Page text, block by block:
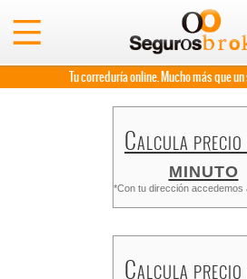
Tu correduría online. Mucho más que
Calcula
minuto
*Con tu dirección accedemos
Calcula